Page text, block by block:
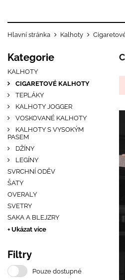
Hlavní stránka Kalhoty
Kategorie
KALHOTY
CIGARETOVÉ KALHOTY
TEPLÁKY
KALHOTY JOGGER
VOSKOVANÉ KALHOTY
KALHOTY S VYSOKÝM
PASEM
DŽÍNY
LEGÍNY
SVRCHNÍ ODĚV
ŠATY
OVERALY
SVETRY
SAKA A BLEJZRY
+ Ukázat více
Filtry
Pouze dostupné